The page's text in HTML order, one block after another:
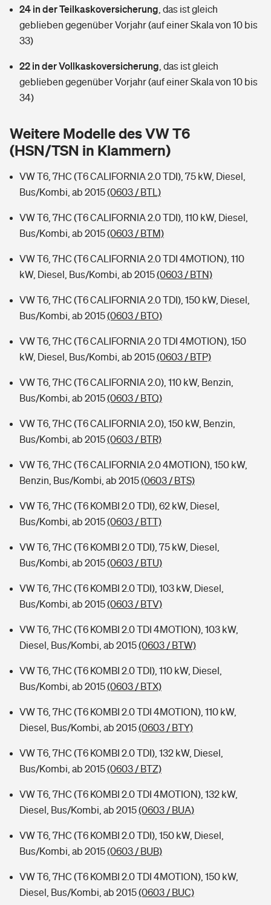
Sie haben Fragen?
Restkreditversicherung
Zur Übersicht
Tools
Wer versichert was: Jetzt Versicherer finden
Sie haben Fragen?
Hundehalter-Haftpflicht
Handyversicherung
Musikinstrumentenversicherung
Zur Übersicht
Kinderunfall-Check: Mehr Sicherheit für deine Kids
Typklassen: So ist Ihr Auto eingestuft
Tools
Wer versichert was: Jetzt Versicherer finden
Sie haben Fragen?
Rentenrechner: Wie viel Geld bekomme ich im Alter?
24 in der Teilkaskoversicherung das ist gleich
geblieben gegenüber Vorjahr (auf einer Skala von 10 bis
33)
22 in der Vollkaskoversicherung das ist gleich
geblieben gegenüber Vorjahr (auf einer Skala von 10 bis
34)
Weitere Modelle des VW T6
(HSN/TSN in Klammern)
VW T6, 7HC (T6 CALIFORNIA 2.0 TDI), 75 kW, Diesel,
Bus/Kombi, ab 2015(0603 / BTL)
VW T6, 7HC (T6 CALIFORNIA 2.0 TDI), 110 kW, Diesel,
Bus/Kombi, ab 2015(0603 / BTM)
VW T6, 7HC (T6 CALIFORNIA 2.0 TDI 4MOTION), 110
kW, Diesel, Bus/Kombi, ab 2015(0603 / BTN)
VW T6, 7HC (T6 CALIFORNIA 2.0 TDI), 150 kW, Diesel,
Bus/Kombi, ab 2015(0603 / BTO)
VW T6, 7HC (T6 CALIFORNIA 2.0 TDI 4MOTION), 150
kW, Diesel, Bus/Kombi, ab 2015(0603 / BTP)
VW T6, 7HC (T6 CALIFORNIA 2.0), 110 kW, Benzin,
Bus/Kombi, ab 2015(0603 / BTQ)
VW T6, 7HC (T6 CALIFORNIA 2.0), 150 kW, Benzin,
Bus/Kombi, ab 2015(0603 / BTR)
VW T6, 7HC (T6 CALIFORNIA 2.0 4MOTION), 150 kW,
Benzin, Bus/Kombi, ab 2015(0603 / BTS)
VW T6, 7HC (T6 KOMBI 2.0 TDI), 62 kW, Diesel,
Bus/Kombi, ab 2015(0603 / BTT)
VW T6, 7HC (T6 KOMBI 2.0 TDI), 75 kW, Diesel,
Bus/Kombi, ab 2015(0603 / BTU)
VW T6, 7HC (T6 KOMBI 2.0 TDI), 103 kW, Diesel,
Bus/Kombi, ab 2015(0603 / BTV)
VW T6, 7HC (T6 KOMBI 2.0 TDI 4MOTION), 103 kW,
Diesel, Bus/Kombi, ab 2015(0603 / BTW)
VW T6, 7HC (T6 KOMBI 2.0 TDI), 110 kW, Diesel,
Bus/Kombi, ab 2015(0603 / BTX)
VW T6, 7HC (T6 KOMBI 2.0 TDI 4MOTION), 110 kW,
Diesel, Bus/Kombi, ab 2015(0603 / BTY)
VW T6, 7HC (T6 KOMBI 2.0 TDI), 132 kW, Diesel,
Bus/Kombi, ab 2015(0603 / BTZ)
VW T6, 7HC (T6 KOMBI 2.0 TDI 4MOTION), 132 kW,
Diesel, Bus/Kombi, ab 2015(0603 / BUA)
VW T6, 7HC (T6 KOMBI 2.0 TDI), 150 kW, Diesel,
Bus/Kombi, ab 2015(0603 / BUB)
VW T6, 7HC (T6 KOMBI 2.0 TDI 4MOTION), 150 kW,
Diesel, Bus/Kombi, ab 2015(0603 / BUC)